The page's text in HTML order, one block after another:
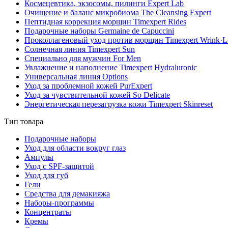
Космецевтика, экзосомы, пилинги Expert Lab
Очищение и баланс микробиома The Cleansing Expert
Пептидная коррекция морщин Timexpert Rides
Подарочные наборы Germaine de Capuccini
Проколлагеновый уход против морщин Timexpert
Солнечная линия Timexpert Sun
Специально для мужчин For Men
Увлажнение и наполнение Timexpert Hydraluronic
Универсальная линия Options
Уход за проблемной кожей PurExpert
Уход за чувствительной кожей So Delicate
Энергетическая перезагрузка кожи Timexpert Skinreset
Тип товара
Подарочные наборы
Уход для области вокруг глаз
Ампулы
Уход с SPF-защитой
Уход для губ
Гели
Средства для демакияжа
Наборы-программы
Концентраты
Кремы